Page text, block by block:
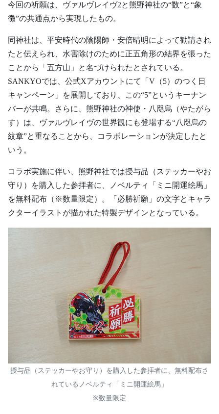
今回の祈願は、ヴァルヴレイヴ2と熊野神社の“数”と“象
徴”の共通点から実現したもの。
同神社は、平安時代の陰陽師・安倍晴明によって勧請され
たと伝えられ、水害除けのために正五角形の結界を張った
ことから「五方山」と名づけられたとされている。
SANKYOでは、公式Xアカウントにて「V（5）のつく日
キャンペーン」を展開しており、この“5”というキーナン
バーが共鳴。さらに、熊野神社の神使・八咫烏（やたがら
す）は、ヴァルヴレイヴの世界観にも登場する“八咫烏の
紋章”と重なることから、コラボレーションが決定したと
いう。
コラボ実施に伴い、熊野神社では授与品（ステッカーやお
守り）を購入した参拝者に、ノベルティ「ミニ開運絵馬」
を無料配布（※数量限定）。「必勝祈願」の文字とキャラ
クターイラストが描かれた特製デザインとなっている。
授与品（ステッカーやお守り）を購入した参拝者に、無料配布さ
れているノベルティ「ミニ開運絵馬」
※数量限定